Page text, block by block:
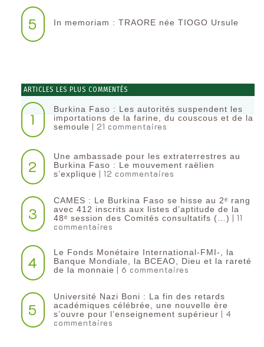
5 In memoriam : TRAORE née TIOGO Ursule
ARTICLES LES PLUS COMMENTÉS
1
Burkina Faso : Les autorités suspendent les
importations de la farine, du couscous et de la
semoule | 21 commentaires
2
Une ambassade pour les extraterrestres au
Burkina Faso : Le mouvement raëlien
s’explique | 12 commentaires
3
CAMES : Le Burkina Faso se hisse au 2ᵉ rang
avec 412 inscrits aux listes d’aptitude de la
48ᵉ session des Comités consultatifs (…) | 11
commentaires
4
Le Fonds Monétaire International-FMI-, la
Banque Mondiale, la BCEAO, Dieu et la rareté
de la monnaie | 6 commentaires
5
Université Nazi Boni : La fin des retards
académiques célébrée, une nouvelle ère
s’ouvre pour l’enseignement supérieur | 4
commentaires